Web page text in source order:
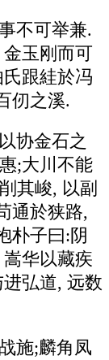
不可举兼.
玉刚而可
跟絓於冯
仞之溪.
协金石之
;大川不能
其峻, 以副
通於狭路,
朴子曰:阴
华以藏疾
弘道, 远数
施;麟角凤